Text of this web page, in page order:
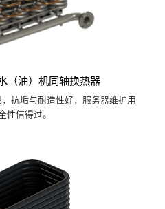
（油）机同轴换热器
抗垢与耐造性好，服务器维护用
性信得过。